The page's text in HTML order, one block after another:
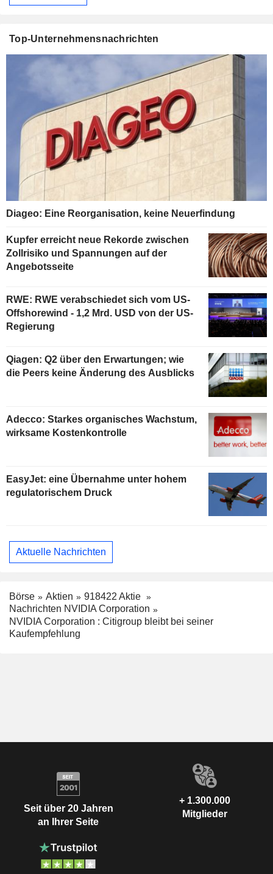
Top-Unternehmensnachrichten
Diageo: Eine Reorganisation, keine Neuerfindung
Kupfer erreicht neue Rekorde zwischen
Zollrisiko und Spannungen auf der
Angebotsseite
RWE: RWE verabschiedet sich vom US-
Offshorewind - 1,2 Mrd. USD von der US-
Regierung
Qiagen: Q2 über den Erwartungen; wie
die Peers keine Änderung des Ausblicks
Adecco: Starkes organisches Wachstum,
wirksame Kostenkontrolle
EasyJet: eine Übernahme unter hohem
regulatorischem Druck
Aktuelle Nachrichten
Börse Aktien
918422 Aktie
Nachrichten NVIDIA Corporation
NVIDIA Corporation : Citigroup bleibt bei seiner
Kaufempfehlung
Seit über 20 Jahren
an Ihrer Seite
+ 1.300.000
Mitglieder